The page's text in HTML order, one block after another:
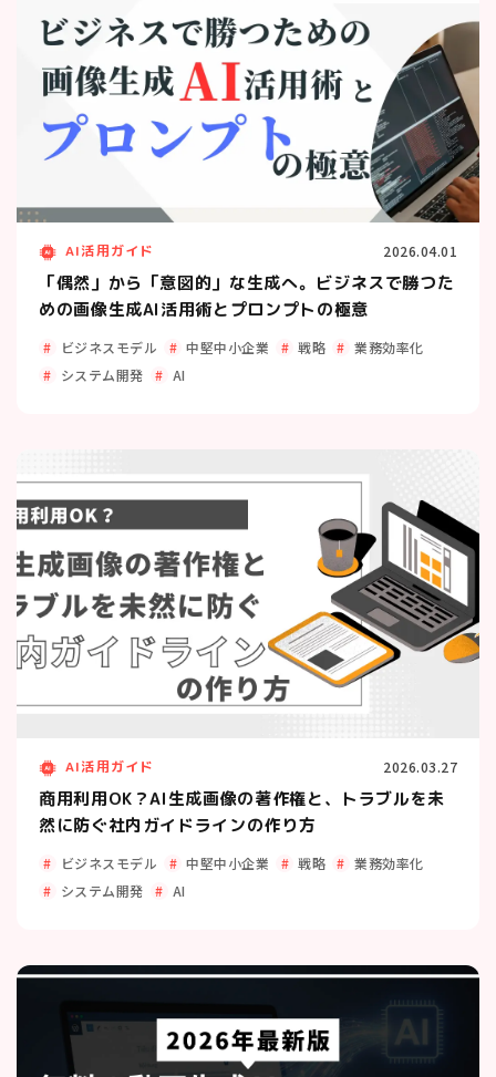
AI活用ガイド 2026.04.01
「偶然」から「意図的」な生成へ。ビジネスで勝つた
めの画像生成AI活用術とプロンプトの極意
ビジネスモデル 中堅中小企業 戦略
業務効率化
システム開発
AI
AI活用ガイド 2026.03.27
商用利用OK？AI生成画像の著作権と、トラブルを未
然に防ぐ社内ガイドラインの作り方
ビジネスモデル 中堅中小企業 戦略
業務効率化
システム開発
AI